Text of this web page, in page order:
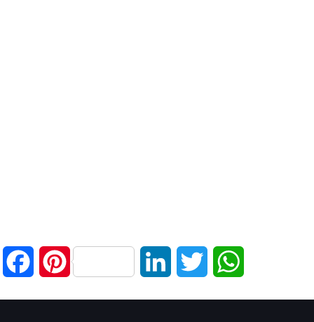
FacebookPinterest LinkedIn Twitter